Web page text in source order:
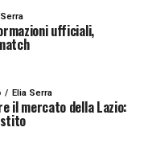
ufficiali,
Elia Serra
il mercato della Lazio: